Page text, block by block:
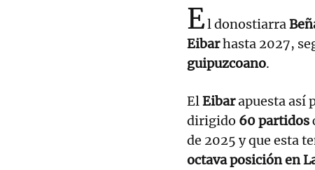
El donostiarra
Eibarhasta 2027,
guipuzcoano.
ElEibarapuesta así
dirigido 60 partidos
de 2025 y que esta
octava posición en